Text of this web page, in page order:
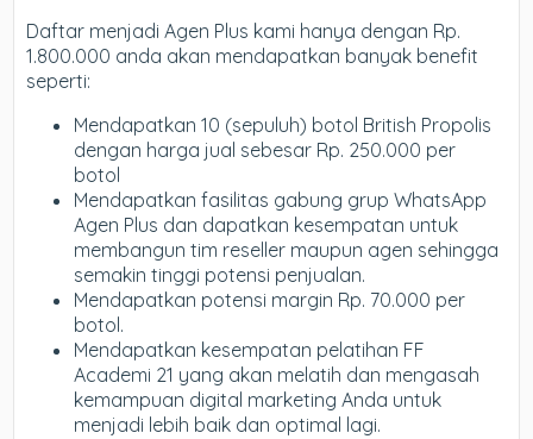
Daftar menjadi Agen Plus kami hanya dengan Rp.
1.800.000 anda akan mendapatkan banyak benefit
seperti:
Mendapatkan 10 (sepuluh) botol British Propolis
dengan harga jual sebesar Rp. 250.000 per
botol
Mendapatkan fasilitas gabung grup WhatsApp
Agen Plus dan dapatkan kesempatan untuk
membangun tim reseller maupun agen sehingga
semakin tinggi potensi penjualan.
Mendapatkan potensi margin Rp. 70.000 per
botol.
Mendapatkan kesempatan pelatihan FF
Academi 21 yang akan melatih dan mengasah
kemampuan digital marketing Anda untuk
menjadi lebih baik dan optimal lagi.